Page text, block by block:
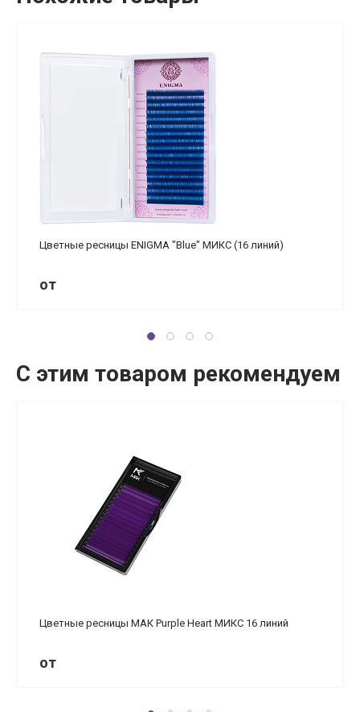
Цветные ресницы ENIGMA "Blue" МИКС (16 линий)
от
С этим товаром рекомендуем
Цветные ресницы МАК Purple Heart МИКС 16 линий
от